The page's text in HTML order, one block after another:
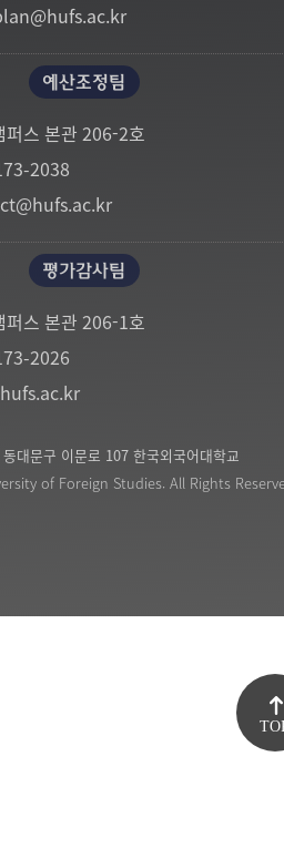
예산조정팀
퍼스 본관 206-2호
2038
평가감사팀
퍼스 본관 206-1호
2026
대문구 이문로 107 한국외국어대학교
of Foreign Studies. All Rights